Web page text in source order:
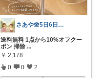
さあや🌼5日6日有難うございます
送料無料 1点から10%オフクー
ポン 掃除 ...
￥ 2,178
0 0 2